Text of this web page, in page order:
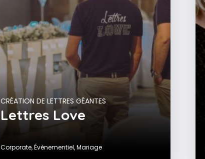
CRÉATION DE LETTRES GÉANTES
Lettres Love
Corporate,Évènementiel,Mariage